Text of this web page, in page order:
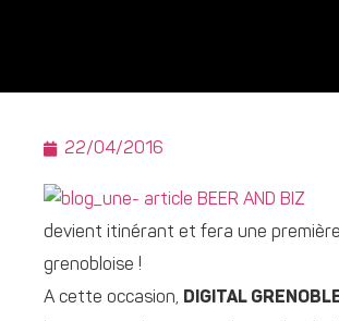
22/04/2016
devient itinérant et fera une
grenobloise !
A cette occasion, DIGITAL